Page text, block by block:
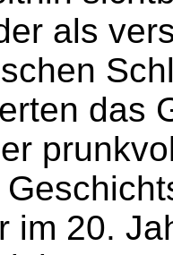
als
das
im 20.